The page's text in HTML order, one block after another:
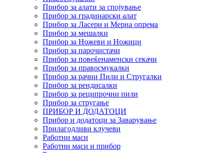
Прибор за алати за спојување
Прибор за градинарски алат
Прибор за Ласери и Мерна опрема
Прибор за мешалки
Прибор за Ножеви и Ножици
Прибор за парочистачи
Прибор за повеќенаменски секачи
Прибор за правосмукалки
Прибор за рачни Пили и Стругалки
Прибор за рендисалки
Прибор за реципрочни пили
Прибор за стругање
ПРИБОР И ДОДАТОЦИ
Прибор и додатоци за Заварување
Прилагодливи клучеви
Работни маси
Работни маси и прибор